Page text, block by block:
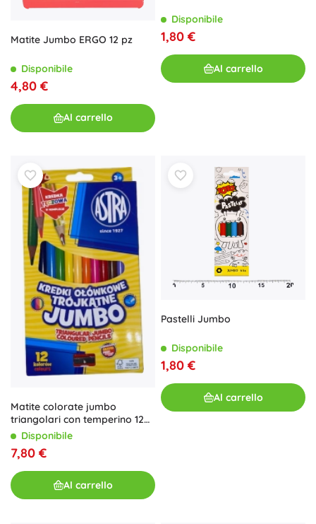
Matite Jumbo ERGO 12 pz
Disponibile
4,80 €
Al carrello
Disponibile
1,80 €
Al carrello
Matite colorate jumbo
triangolari con temperino 12
pz ASTRA
Disponibile
7,80 €
Al carrello
Pastelli Jumbo
Disponibile
1,80 €
Al carrello